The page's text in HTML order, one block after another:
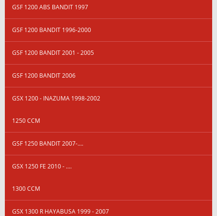
GSF 1200 ABS BANDIT 1997
GSF 1200 BANDIT 1996-2000
GSF 1200 BANDIT 2001 - 2005
GSF 1200 BANDIT 2006
GSX 1200 - INAZUMA 1998-2002
1250 CCM
GSF 1250 BANDIT 2007-....
GSX 1250 FE 2010 - ....
1300 CCM
GSX 1300 R HAYABUSA 1999 - 2007